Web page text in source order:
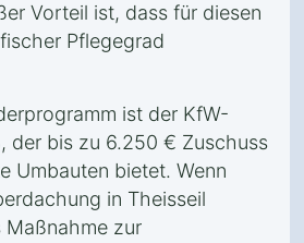
Vorteil ist, dass für diesen
Pflegegrad
ist der KfW-
der bis zu 6.250 € Zuschuss
Umbauten bietet. Wenn
in Theisseil
zur